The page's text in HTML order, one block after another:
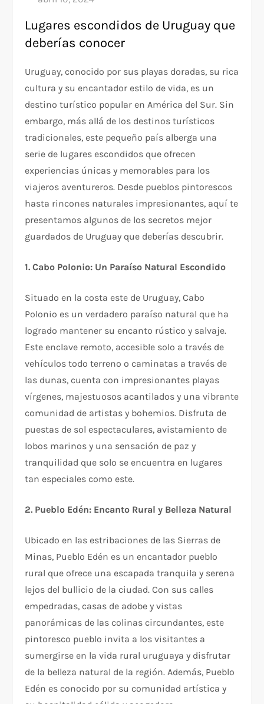
Lugares escondidos de Uruguay que
deberías conocer
Uruguay, conocido por sus playas doradas, su rica
cultura y su encantador estilo de vida, es un
destino turístico popular en América del Sur. Sin
embargo, más allá de los destinos turísticos
tradicionales, este pequeño país alberga una
serie de lugares escondidos que ofrecen
experiencias únicas y memorables para los
viajeros aventureros. Desde pueblos pintorescos
hasta rincones naturales impresionantes, aquí te
presentamos algunos de los secretos mejor
guardados de Uruguay que deberías descubrir.
1. Cabo Polonio: Un Paraíso Natural Escondido
Situado en la costa este de Uruguay, Cabo
Polonio es un verdadero paraíso natural que ha
logrado mantener su encanto rústico y salvaje.
Este enclave remoto, accesible solo a través de
vehículos todo terreno o caminatas a través de
las dunas, cuenta con impresionantes playas
vírgenes, majestuosos acantilados y una vibrante
comunidad de artistas y bohemios. Disfruta de
puestas de sol espectaculares, avistamiento de
lobos marinos y una sensación de paz y
tranquilidad que solo se encuentra en lugares
tan especiales como este.
2. Pueblo Edén: Encanto Rural y Belleza Natural
Ubicado en las estribaciones de las Sierras de
Minas, Pueblo Edén es un encantador pueblo
rural que ofrece una escapada tranquila y serena
lejos del bullicio de la ciudad. Con sus calles
empedradas, casas de adobe y vistas
panorámicas de las colinas circundantes, este
pintoresco pueblo invita a los visitantes a
sumergirse en la vida rural uruguaya y disfrutar
de la belleza natural de la región. Además, Pueblo
Edén es conocido por su comunidad artística y